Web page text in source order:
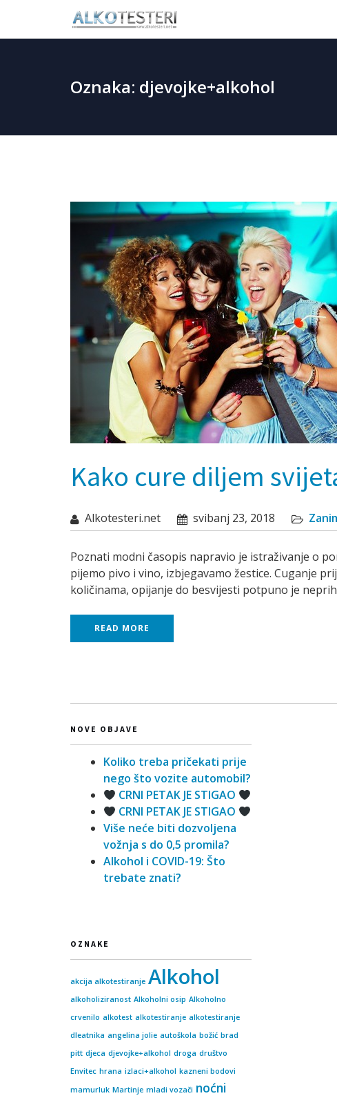
content
Oznaka: djevojke+alkohol
Kako cure diljem
Alkotesteri.net svibanj 23, 2018
Poznati modni časopis napravio je istraživanje o
pijemo pivo i vino, izbjegavamo žestice. Cuganje
količinama, opijanje do besvijesti potpuno je
READ MORE
NOVE OBJAVE
Koliko treba pričekati prije
nego što vozite automobil?
CRNI PETAK JE STIGAO
CRNI PETAK JE STIGAO
Više neće biti dozvoljena
vožnja s do 0,5 promila?
Alkohol i COVID-19: Što
trebate znati?
OZNAKE
akcija alkotestiranje Alkohol
alkoholiziranost Alkoholni osip Alkoholno
crvenilo alkotest alkotestiranje alkotestiranje
dleatnika angelina jolie autoškola božić brad
pitt djeca djevojke+alkohol droga društvo
Envitec hrana izlaci+alkohol kazneni bodovi
mamurluk Martinje mladi vozači noćni